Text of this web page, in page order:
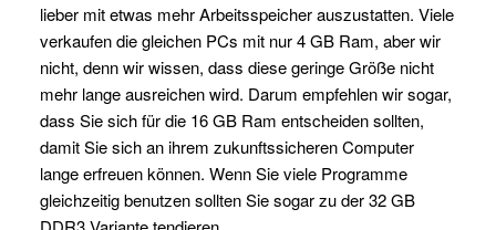
lieber mit etwas mehr Arbeitsspeicher auszustatten. Viele
verkaufen die gleichen PCs mit nur 4 GB Ram, aber wir
nicht, denn wir wissen, dass diese geringe Größe nicht
mehr lange ausreichen wird. Darum empfehlen wir sogar,
dass Sie sich für die 16 GB Ram entscheiden sollten,
damit Sie sich an ihrem zukunftssicheren Computer
lange erfreuen können. Wenn Sie viele Programme
gleichzeitig benutzen sollten Sie sogar zu der 32 GB